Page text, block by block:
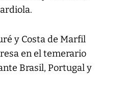
y Costa de Marfil
en el temerario
Brasil, Portugal y